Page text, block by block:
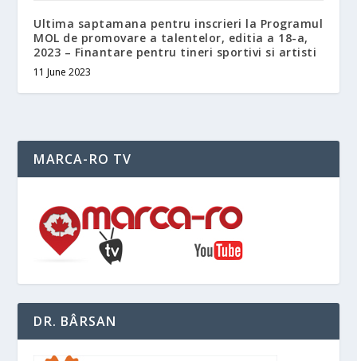
Ultima saptamana pentru inscrieri la Programul
MOL de promovare a talentelor, editia a 18-a,
2023 – Finantare pentru tineri sportivi si artisti
11 June 2023
MARCA-RO TV
DR. BÂRSAN